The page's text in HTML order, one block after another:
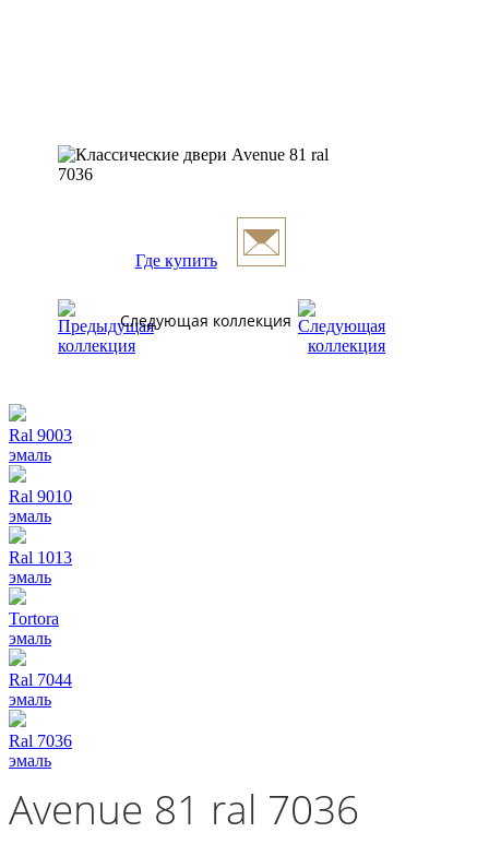
Где купить
Следующая коллекция
Ral 9003
эмаль
Ral 9010
эмаль
Ral 1013
эмаль
Tortora
эмаль
Ral 7044
эмаль
Ral 7036
эмаль
Avenue 81 ral 7036